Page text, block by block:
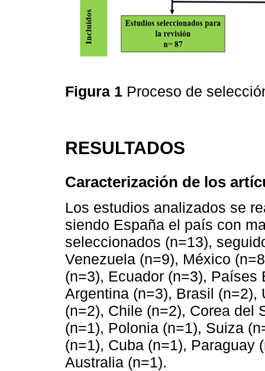
Figura 1 Proceso de
RESULTADOS
Caracterización de los
Los estudios analizados se
siendo España el país con
seleccionados (n=13),
Venezuela (n=9), México
(n=3), Ecuador (n=3), Países
Argentina (n=3), Brasil (n=2),
(n=2), Chile (n=2), Corea del
(n=1), Polonia (n=1), Suiza
(n=1), Cuba (n=1), Paraguay
Australia (n=1).